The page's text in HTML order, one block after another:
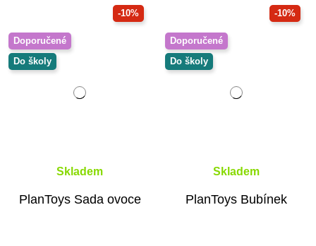
-10%
Doporučené
Do školy
Skladem
PlanToys Sada ovoce
-10%
Doporučené
Do školy
Skladem
PlanToys Bubínek